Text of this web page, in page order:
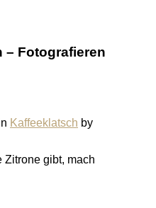
– Fotografieren
Kaffeeklatsch by
Zitrone gibt, mach